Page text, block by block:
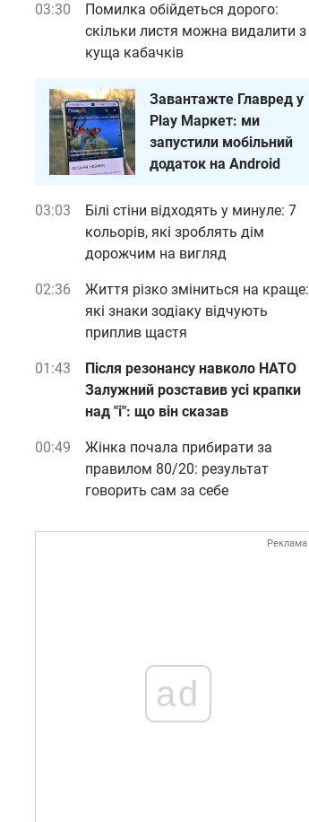
03:30
Помилка обійдеться дорого:
скільки листя можна видалити з
куща кабачків
Завантажте Главред у
Play Маркет: ми
запустили мобільний
додаток на Android
03:03
Білі стіни відходять у минуле: 7
кольорів, які зроблять дім
дорожчим на вигляд
02:36
Життя різко зміниться на краще:
які знаки зодіаку відчують
приплив щастя
01:43
Після резонансу навколо НАТО
Залужний розставив усі крапки
над "і": що він сказав
00:49
Жінка почала прибирати за
правилом 80/20: результат
говорить сам за себе
Реклама
ad